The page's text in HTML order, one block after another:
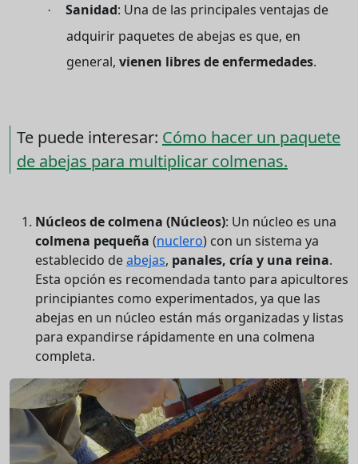
· Sanidad: Una de las principales ventajas de
adquirir paquetes de abejas es que, en
general, vienen libres de enfermedades.
Te puede interesar: Cómo hacer un paquete
de abejas para multiplicar colmenas.
Núcleos de colmena (Núcleos): Un núcleo es una
colmena pequeña (nuclero) con un sistema ya
establecido deabejas, panales, cría y una reina.
Esta opción es recomendada tanto para apicultores
principiantes como experimentados, ya que las
abejas en un núcleo están más organizadas y listas
para expandirse rápidamente en una colmena
completa.